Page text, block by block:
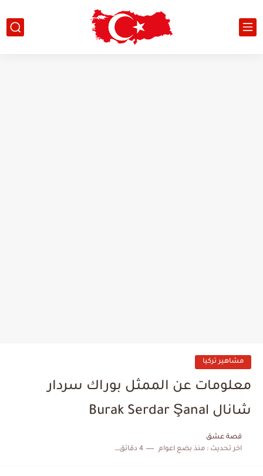
مشاهير تركيا
معلومات عن الممثل بوراك سردار
شانال Burak Serdar Şanal
قصة عشق
اخر تحديث :منذ بضع اعوام 4 دقائق للقراءة